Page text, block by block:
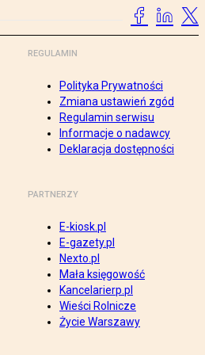
REGULAMIN
Polityka Prywatności
Zmiana ustawień zgód
Regulamin serwisu
Informacje o nadawcy
Deklaracja dostępności
PARTNERZY
E-kiosk.pl
E-gazety.pl
Nexto.pl
Mała księgowość
Kancelarierp.pl
Wieści Rolnicze
Życie Warszawy